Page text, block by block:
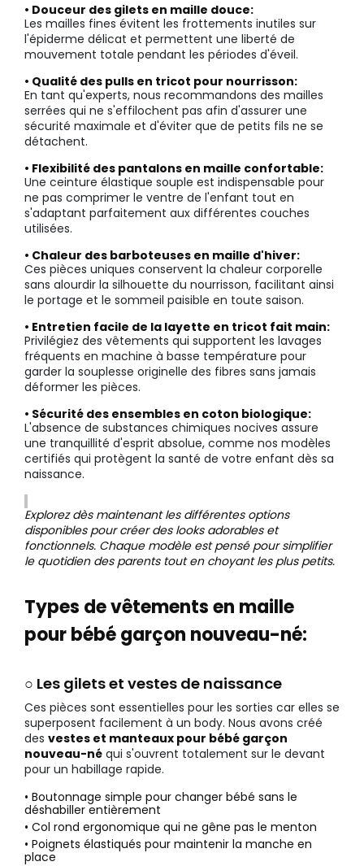
• Douceur des gilets en maille douce:
Les mailles fines évitent les frottements inutiles sur
l'épiderme délicat et permettent une liberté de
mouvement totale pendant les périodes d'éveil.
• Qualité des pulls en tricot pour nourrisson:
En tant qu'experts, nous recommandons des mailles
serrées qui ne s'effilochent pas afin d'assurer une
sécurité maximale et d'éviter que de petits fils ne se
détachent.
• Flexibilité des pantalons en maille confortable:
Une ceinture élastique souple est indispensable pour
ne pas comprimer le ventre de l'enfant tout en
s'adaptant parfaitement aux différentes couches
utilisées.
• Chaleur des barboteuses en maille d'hiver:
Ces pièces uniques conservent la chaleur corporelle
sans alourdir la silhouette du nourrisson, facilitant ainsi
le portage et le sommeil paisible en toute saison.
• Entretien facile de la layette en tricot fait main:
Privilégiez des vêtements qui supportent les lavages
fréquents en machine à basse température pour
garder la souplesse originelle des fibres sans jamais
déformer les pièces.
• Sécurité des ensembles en coton biologique:
L'absence de substances chimiques nocives assure
une tranquillité d'esprit absolue, comme nos modèles
certifiés qui protègent la santé de votre enfant dès sa
naissance.
Explorez dès maintenant les différentes options
disponibles pour créer des looks adorables et
fonctionnels. Chaque modèle est pensé pour simplifier
le quotidien des parents tout en choyant les plus petits.
Types de vêtements en maille
pour bébé garçon nouveau-né:
○ Les gilets et vestes de naissance
Ces pièces sont essentielles pour les sorties car elles se
superposent facilement à un body. Nous avons créé
des vestes et manteaux pour bébé garçon
nouveau-né qui s'ouvrent totalement sur le devant
pour un habillage rapide.
• Boutonnage simple pour changer bébé sans le
déshabiller entièrement
• Col rond ergonomique qui ne gêne pas le menton
• Poignets élastiqués pour maintenir la manche en
place